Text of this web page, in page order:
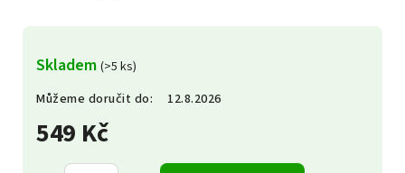
549 Kč
Skladem (>5 ks)
Můžeme doručit do:
12.8.2026